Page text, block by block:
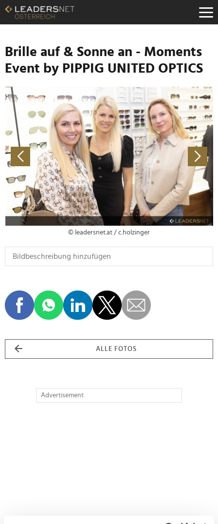
Zum
Inhalt
Zur
Navigation
Zur
Hauptnavigation
Brille auf & Sonne an - Moments
Event by PIPPIG UNITED OPTICS
© leadersnet.at / c.holzinger
ALLE FOTOS
Advertisement